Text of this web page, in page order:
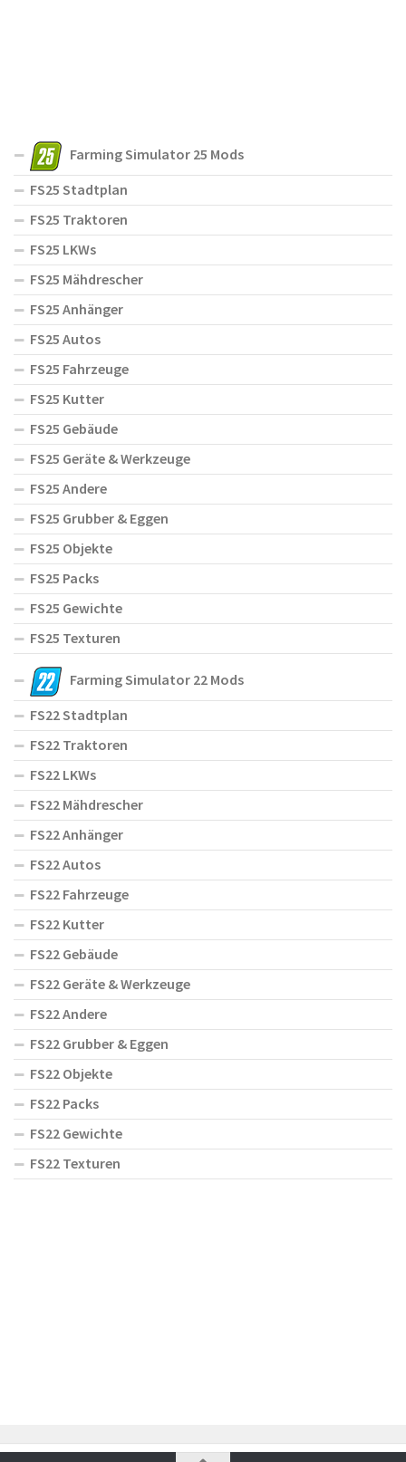
Farming Simulator 25 Mods
FS25 Stadtplan
FS25 Traktoren
FS25 LKWs
FS25 Mähdrescher
FS25 Anhänger
FS25 Autos
FS25 Fahrzeuge
FS25 Kutter
FS25 Gebäude
FS25 Geräte & Werkzeuge
FS25 Andere
FS25 Grubber & Eggen
FS25 Objekte
FS25 Packs
FS25 Gewichte
FS25 Texturen
Farming Simulator 22 Mods
FS22 Stadtplan
FS22 Traktoren
FS22 LKWs
FS22 Mähdrescher
FS22 Anhänger
FS22 Autos
FS22 Fahrzeuge
FS22 Kutter
FS22 Gebäude
FS22 Geräte & Werkzeuge
FS22 Andere
FS22 Grubber & Eggen
FS22 Objekte
FS22 Packs
FS22 Gewichte
FS22 Texturen